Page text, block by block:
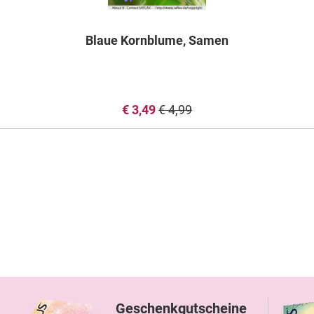
Blaue Kornblume, Samen
€ 3,49€ 4,99
Geschenkgutscheine